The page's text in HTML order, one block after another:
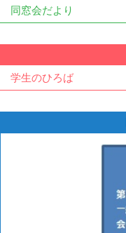
同窓会だより
学生のひろば